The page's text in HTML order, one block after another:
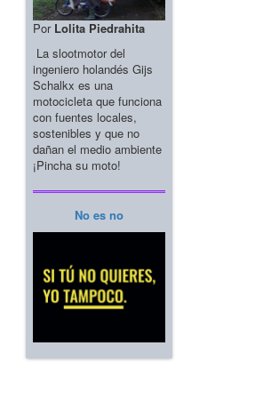
Por Lolita Piedrahita
La slootmotor del
ingeniero holandés Gijs
Schalkx es una
motocicleta que funciona
con fuentes locales,
sostenibles y que no
dañan el medio ambiente
¡Pincha su moto!
No es no